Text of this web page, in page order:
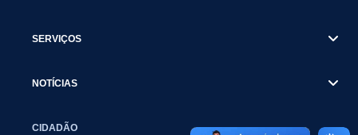
SERVIÇOS
NOTÍCIAS
CIDADÃO